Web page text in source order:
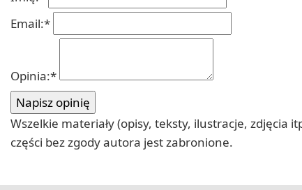
Email:*
Opinia:*
Wszelkie materiały (opisy, teksty, ilustracje, zdjęcia
części bez zgody autora jest zabronione.